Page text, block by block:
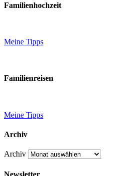
Familienhochzeit
Meine Tipps
Familienreisen
Meine Tipps
Archiv
Archiv
Newsletter